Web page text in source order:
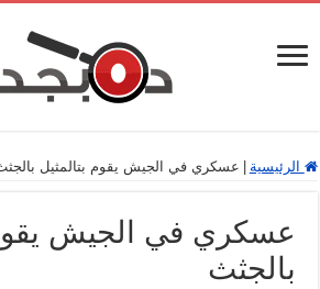
الرئيسية عسكري في الجيش يقوم بتالمثيل
عسكري في الجيش يقوم
بالجثث